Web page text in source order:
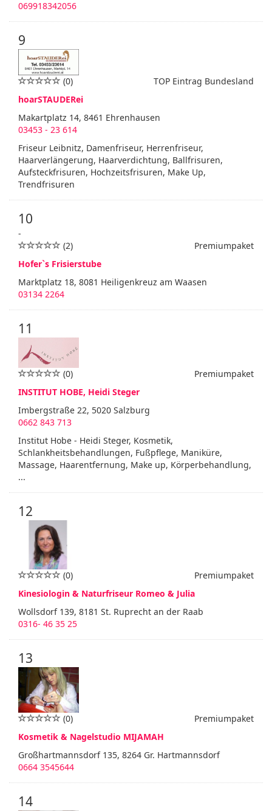
069918342056
9
TOP Eintrag Bundesland
(0)
hoarSTAUDERei
Makartplatz 14, 8461 Ehrenhausen
03453 - 23 614
Friseur Leibnitz, Damenfriseur, Herrenfriseur,
Haarverlängerung, Haarverdichtung, Ballfrisuren,
Aufsteckfrisuren, Hochzeitsfrisuren, Make Up,
Trendfrisuren
10
-
Premiumpaket
(2)
Hofer`s Frisierstube
Marktplatz 18, 8081 Heiligenkreuz am Waasen
03134 2264
11
Premiumpaket
(0)
INSTITUT HOBE, Heidi Steger
Imbergstraße 22, 5020 Salzburg
0662 843 713
Institut Hobe - Heidi Steger, Kosmetik,
Schlankheitsbehandlungen, Fußpflege, Maniküre,
Massage, Haarentfernung, Make up, Körperbehandlung,
...
12
Premiumpaket
(0)
Kinesiologin & Naturfriseur Romeo & Julia
Wollsdorf 139, 8181 St. Ruprecht an der Raab
0316- 46 35 25
13
Premiumpaket
(0)
Kosmetik & Nagelstudio MIJAMAH
Großhartmannsdorf 135, 8264 Gr. Hartmannsdorf
0664 3545644
14